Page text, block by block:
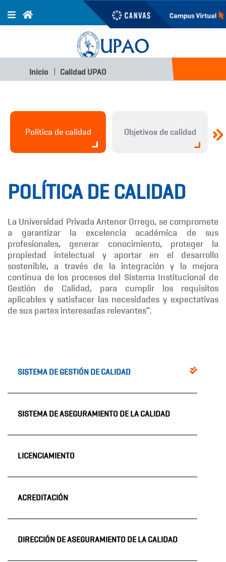
Inicio Calidad UPAO
Política de calidad Objetivos de calidad
POLÍTICA DE CALIDAD
La Universidad Privada Antenor Orrego, se compromete
a garantizar la excelencia académica de sus
profesionales, generar conocimiento, proteger la
propiedad intelectual y aportar en el desarrollo
sostenible, a través de la integración y la mejora
continua de los procesos del Sistema Institucional de
Gestión de Calidad, para cumplir los requisitos
aplicables y satisfacer las necesidades y expectativas
de sus partes interesadas relevantes”.
SISTEMA DE GESTIÓN DE CALIDAD
SISTEMA DE ASEGURAMIENTO DE LA CALIDAD
LICENCIAMIENTO
ACREDITACIÓN
DIRECCIÓN DE ASEGURAMIENTO DE LA CALIDAD